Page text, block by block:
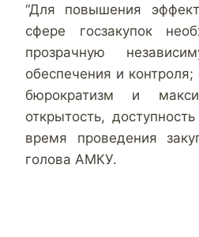
“Для повышения
сфере госзакупок
прозрачную
обеспечения и
бюрократизм и
открытость,
время проведения
голова АМКУ.